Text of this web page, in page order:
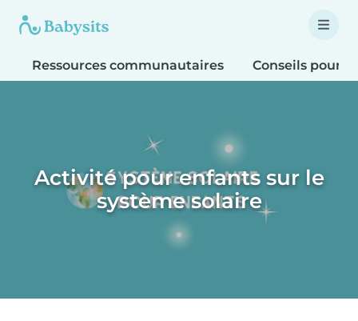
Ressources communautaires Conseils pour
Activité pour enfants sur le
système solaire